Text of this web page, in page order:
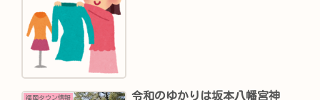
福岡タウン情報
令和のゆかりは坂本八幡宮神